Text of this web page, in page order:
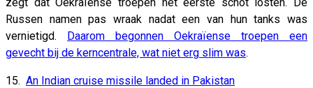
Russen namen pas wraak nadat een van hun tanks was
vernietigd. Daarom begonnen Oekraïense troepen een
gevecht bij de kerncentrale, wat niet erg slim was.
15. An Indian cruise missile landed in Pakistan